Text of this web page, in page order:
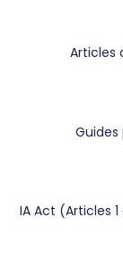
Articles
Guides
IA Act (Articles 1